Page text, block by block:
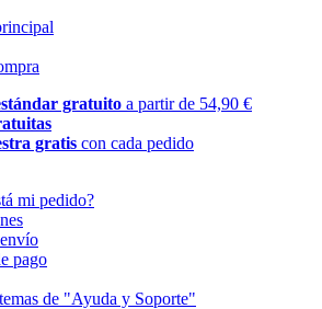
gratuito a partir de 54,90 €
gratis con cada pedido
mi pedido?
pago
de "Ayuda y Soporte"